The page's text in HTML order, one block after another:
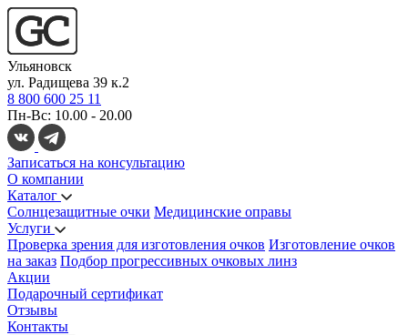
Ульяновск
ул. Радищева 39 к.2
8 800 600 25 11
Пн-Вс: 10.00 - 20.00
Записаться на консультацию
О компании
Каталог
Солнцезащитные очки Медицинские оправы
Услуги
Проверка зрения для изготовления очков Изготовление очков
на заказ Подбор прогрессивных очковых линз
Акции
Подарочный сертификат
Отзывы
Контакты